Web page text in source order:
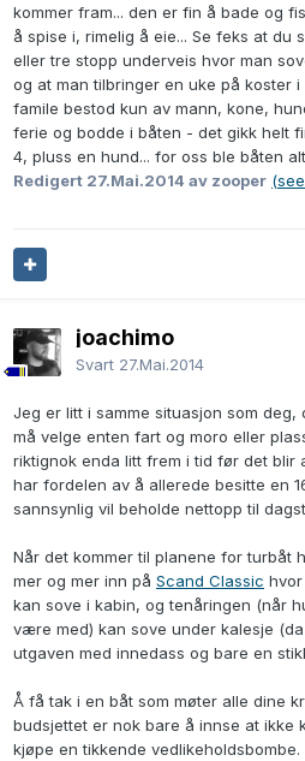
kommer fram... den er fin å bade og
å spise i, rimelig å eie... Se feks at du
eller tre stopp underveis hvor man
og at man tilbringer en uke på koster
famile bestod kun av mann, kone,
ferie og bodde i båten - det gikk helt
4, pluss en hund... for oss ble båten
Redigert 27.Mai.2014 av zooper
joachimo
Svart 27.Mai.2014
Jeg er litt i samme situasjon som
må velge enten fart og moro eller
riktignok enda litt frem i tid før det blir
har fordelen av å allerede besitte en
sannsynlig vil beholde nettopp til
Når det kommer til planene for turbåt
mer og mer inn på Scand Classic
kan sove i kabin, og tenåringen (når
være med) kan sove under kalesje
utgaven med innedass og bare en
Å få tak i en båt som møter alle dine
budsjettet er nok bare å innse at ikke
kjøpe en tikkende vedlikeholdsbombe.